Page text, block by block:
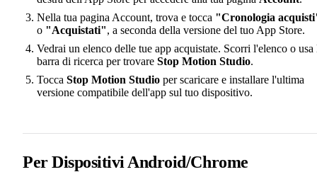
Nella tua pagina Account, trova e tocca "Cronologia
o "Acquistati", a seconda della versione del tuo App Store.
Vedrai un elenco delle tue app acquistate. Scorri l'elenco o usa
barra di ricerca per trovare Stop Motion Studio.
Tocca Stop Motion Studio per scaricare e installare l'ultima
versione compatibile dell'app sul tuo dispositivo.
Per Dispositivi Android/Chrome